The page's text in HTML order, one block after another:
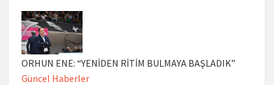
ORHUN ENE: “YENİDEN RİTİM BULMAYA BAŞLADIK”
Güncel Haberler